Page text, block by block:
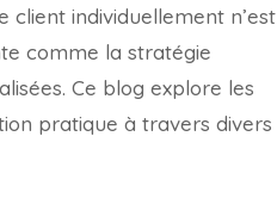
individuellement n’est
comme la stratégie
Ce blog explore les
pratique à travers divers